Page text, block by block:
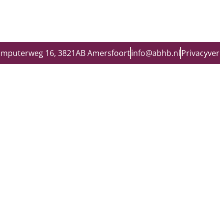
16, 3821AB Amersfoortinfo@abhb.nl